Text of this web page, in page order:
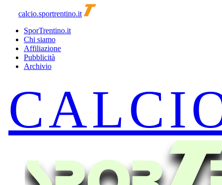
calcio.sportrentino.it
SporTrentino.it
Chi siamo
Affiliazione
Pubblicità
Archivio